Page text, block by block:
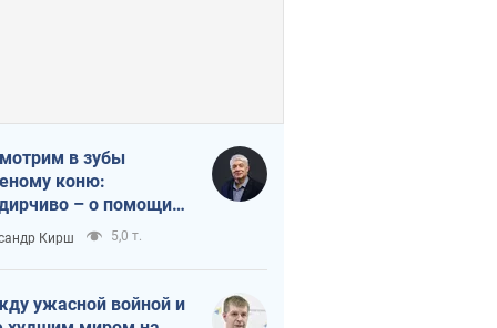
в зубы
коню:
– о помощи
Кирш 5,0 т.
ужасной войной и